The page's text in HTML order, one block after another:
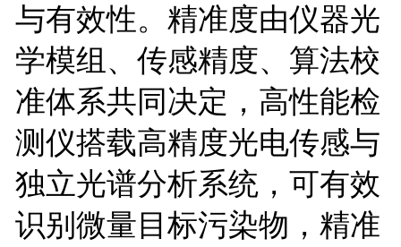
与有效性。精准度由仪器光
学模组、传感精度、算法校
准体系共同决定，高性能检
测仪搭载高精度光电传感与
独立光谱分析系统，可有效
识别微量目标污染物，精准